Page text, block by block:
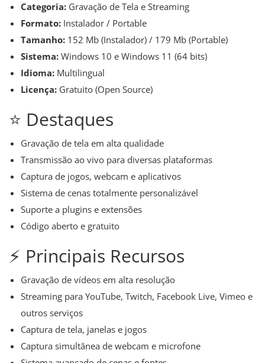
Categoria: Gravação de Tela e Streaming
Formato: Instalador / Portable
Tamanho: 152 Mb (Instalador) / 179 Mb (Portable)
Sistema: Windows 10 e Windows 11 (64 bits)
Idioma: Multilingual
Licença: Gratuito (Open Source)
⭐ Destaques
Gravação de tela em alta qualidade
Transmissão ao vivo para diversas plataformas
Captura de jogos, webcam e aplicativos
Sistema de cenas totalmente personalizável
Suporte a plugins e extensões
Código aberto e gratuito
⚡ Principais Recursos
Gravação de vídeos em alta resolução
Streaming para YouTube, Twitch, Facebook Live, Vimeo e
outros serviços
Captura de tela, janelas e jogos
Captura simultânea de webcam e microfone